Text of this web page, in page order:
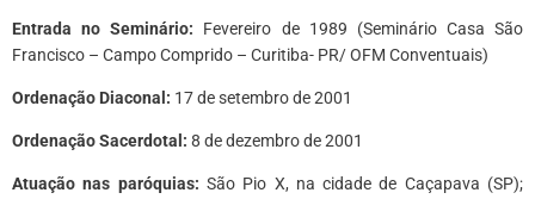
Entrada no Seminário: Fevereiro de 1989 (Seminário Casa São
Francisco – Campo Comprido – Curitiba- PR/ OFM Conventuais)
Ordenação Diaconal: 17 de setembro de 2001
Ordenação Sacerdotal: 8 de dezembro de 2001
Atuação nas paróquias: São Pio X, na cidade de Caçapava (SP);